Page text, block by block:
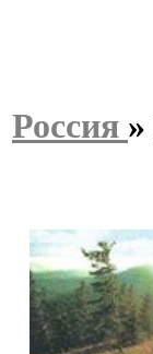
Россия »